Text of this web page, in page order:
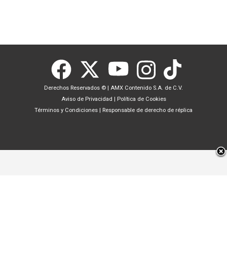
Derechos Reservados ©
AMX Contenido S.A. de C.V.
Aviso de Privacidad
Política de Cookies
Términos y Condiciones
Responsable de derecho de réplica